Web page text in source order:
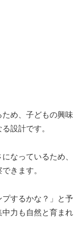
め、子どもの興味
設計です。
なっているため、
きます。
プするかな？」と予
力も自然と育まれ